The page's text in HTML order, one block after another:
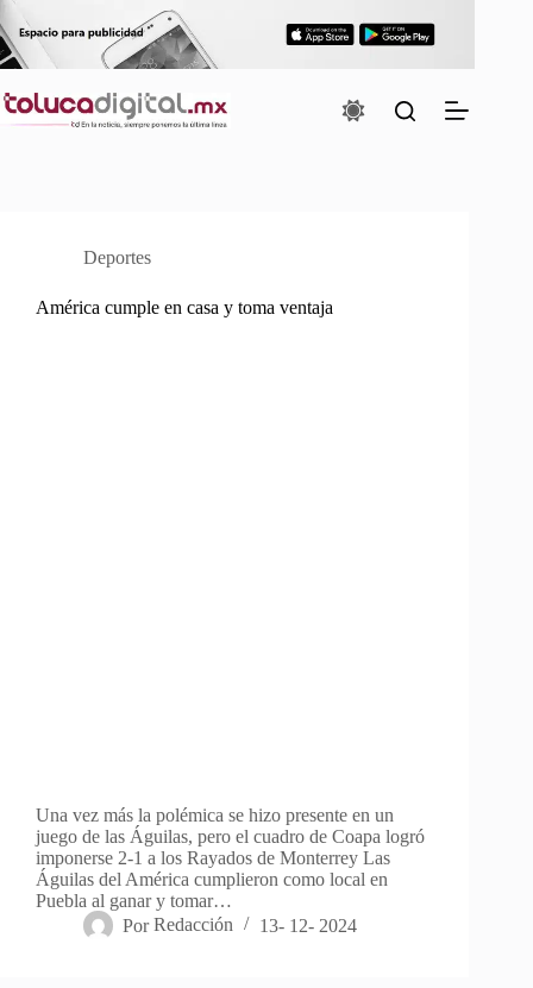
Saltar
al
contenido
Deportes
América cumple en casa y toma ventaja
Una vez más la polémica se hizo presente en un
juego de las Águilas, pero el cuadro de Coapa logró
imponerse 2-1 a los Rayados de Monterrey Las
Águilas del América cumplieron como local en
Puebla al ganar y tomar…
Por Redacción 13- 12- 2024